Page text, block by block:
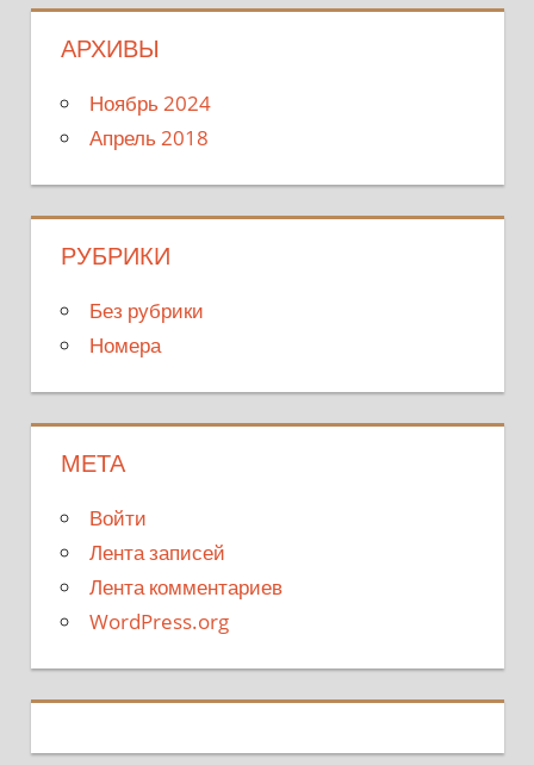
АРХИВЫ
Ноябрь 2024
Апрель 2018
РУБРИКИ
Без рубрики
Номера
МЕТА
Войти
Лента записей
Лента комментариев
WordPress.org